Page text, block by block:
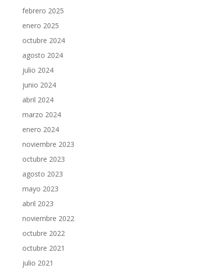
febrero 2025
enero 2025
octubre 2024
agosto 2024
julio 2024
junio 2024
abril 2024
marzo 2024
enero 2024
noviembre 2023
octubre 2023
agosto 2023
mayo 2023
abril 2023
noviembre 2022
octubre 2022
octubre 2021
julio 2021